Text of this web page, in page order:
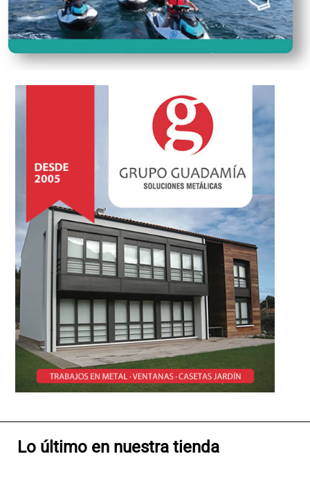
Lo último en nuestra tienda